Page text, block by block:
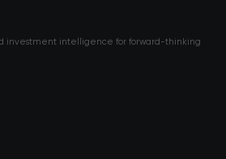
investment intelligence for forward-thinking